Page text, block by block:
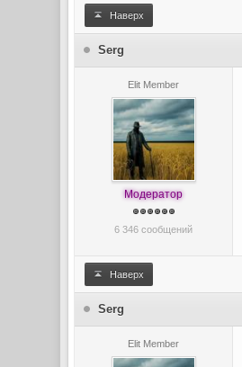
Наверх
Serg
Elit Member
Модератор
6 346 сообщений
Наверх
Serg
Elit Member